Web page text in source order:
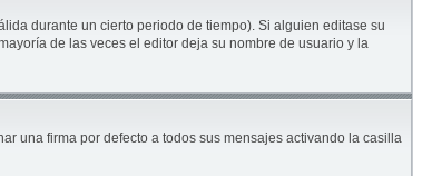
durante un cierto periodo de tiempo). Si alguien editase su
de las veces el editor deja su nombre de usuario y la
una firma por defecto a todos sus mensajes activando la casilla